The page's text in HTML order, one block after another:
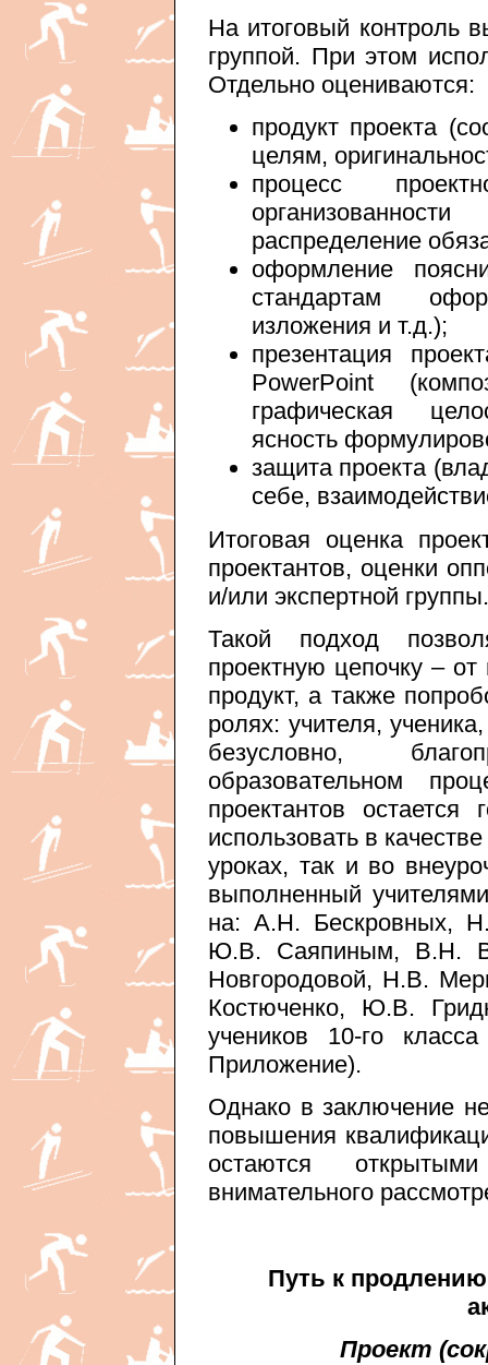
На итоговый контроль
группой. При этом
Отдельно оцениваются:
продукт проекта
целям,
процесс
распределение
оформление
стандартам
изложения и т.д.);
презентация
PowerPoint
графическая
ясность
защита проекта
себе,
Итоговая оценка
проектантов, оценки
и/или экспертной группы.
Такой подход
проектную цепочку –
продукт, а также
ролях: учителя,
безусловно,
образовательном
проектантов
использовать в
уроках, так и во
выполненный
на: А.Н. Бескровных,
Ю.В. Саяпиным, В.Н.
Новгородовой, Н.В.
Костюченко, Ю.В.
учеников 10-го
Приложение).
Однако в заключение
повышения
остаются
внимательного
Путь к
Проект